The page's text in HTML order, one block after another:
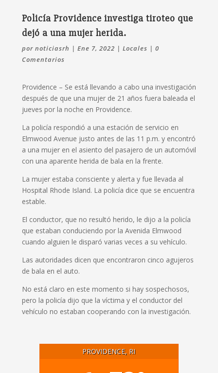
Policía Providence investiga tiroteo que
dejó a una mujer herida.
por noticiasrh | Ene 7, 2022 | Locales | 0
Comentarios
Providence – Se está llevando a cabo una investigación
después de que una mujer de 21 años fuera baleada el
jueves por la noche en Providence.
La policía respondió a una estación de servicio en
Elmwood Avenue justo antes de las 11 p.m. y encontró
a una mujer en el asiento del pasajero de un automóvil
con una aparente herida de bala en la frente.
La mujer estaba consciente y alerta y fue llevada al
Hospital Rhode Island. La policía dice que se encuentra
estable.
El conductor, que no resultó herido, le dijo a la policía
que estaban conduciendo por la Avenida Elmwood
cuando alguien le disparó varias veces a su vehículo.
Las autoridades dicen que encontraron cinco agujeros
de bala en el auto.
No está claro en este momento si hay sospechosos,
pero la policía dijo que la víctima y el conductor del
vehículo no estaban cooperando con la investigación.
PROVIDENCE, RI